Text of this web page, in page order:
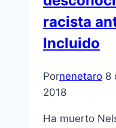
racista
Incluido
Pornenetaro 8
2018
Ha muerto